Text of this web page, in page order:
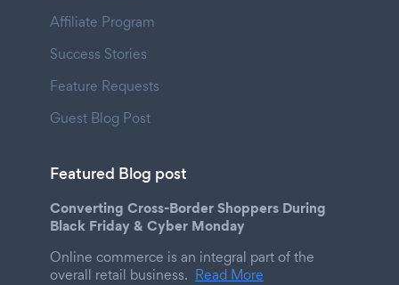
Affiliate Program
Success Stories
Feature Requests
Guest Blog Post
Featured Blog post
Converting Cross-Border Shoppers During
Black Friday & Cyber Monday
Online commerce is an integral part of the
overall retail business. Read More